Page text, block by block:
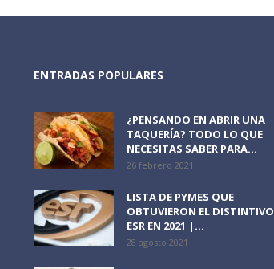
ENTRADAS POPULARES
¿PENSANDO EN ABRIR UNA
TAQUERÍA? TODO LO QUE
NECESITAS SABER PARA...
26 febrero 2021
LISTA DE PYMES QUE
OBTUVIERON EL DISTINTIVO
ESR EN 2021 |...
28 agosto 2021